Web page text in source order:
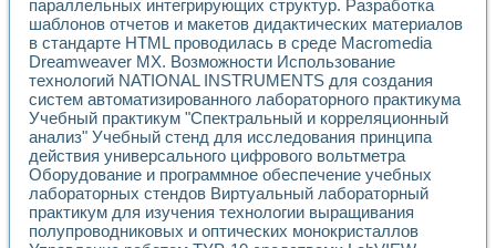
Измерительный контроль с применением
Моделирование надежности и эффективности систем
Лабораторные практикумы и учебные стенды
Автоматизация лабораторного стенда по измерению
Автоматизированные лабораторные комплексы для
Виртуальный прибор для исследования нелинейных
Использование виртуальных приборов в процесе
Использование программ ELECTRONICS WORKBENCH-
Лабораторный практикум по дисциплине «Цифровые
Лабораторный практикум по ИНС на основе LabVIEW
Лабораторный практикум по основам теории коммутации
параллельных интегрирующих структур. Разработка
шаблонов отчетов и макетов дидактических материалов
в стандарте HTML проводилась в среде Macromedia
Dreamweaver MX. Возможности Использование
технологий NATIONAL INSTRUMENTS для создания
систем автоматизированного лабораторного практикума
Учебный практикум "Спектральный и корреляционный
анализ" Учебный стенд для исследования принципа
действия универсального цифрового вольтметра
Оборудование и программное обеспечение учебных
лабораторных стендов Виртуальный лабораторный
практикум для изучения технологии выращивания
полупроводниковых и оптических монокристаллов